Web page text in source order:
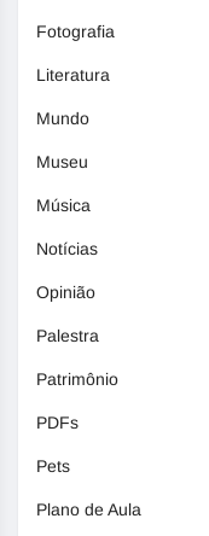
Fotografia
Literatura
Mundo
Museu
Música
Notícias
Opinião
Palestra
Patrimônio
PDFs
Pets
Plano de Aula